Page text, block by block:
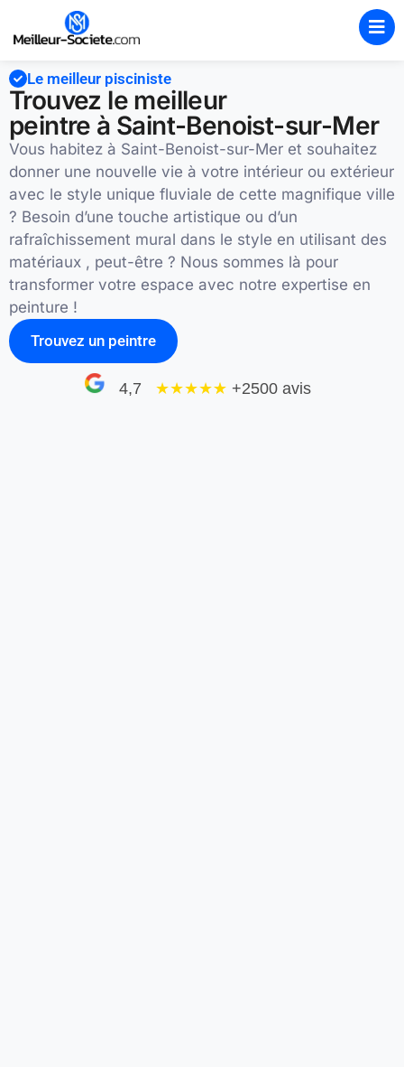
Le meilleur pisciniste
Trouvez le meilleur
peintre à Saint-Benoist-sur-Mer
Vous habitez à Saint-Benoist-sur-Mer et souhaitez
donner une nouvelle vie à votre intérieur ou extérieur
avec le style unique fluviale de cette magnifique ville
? Besoin d’une touche artistique ou d’un
rafraîchissement mural dans le style en utilisant des
matériaux , peut-être ? Nous sommes là pour
transformer votre espace avec notre expertise en
peinture !
Trouvez un peintre
4,7 ★★★★★ +2500 avis